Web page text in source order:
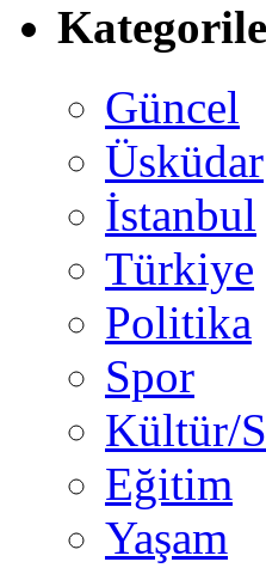
Güncel
Üsküdar
İstanbul
Türkiye
Politika
Spor
Kültür/
Eğitim
Yaşam